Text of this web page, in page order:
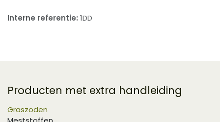
Interne referentie: 1DD
Producten met extra handleiding
Graszoden